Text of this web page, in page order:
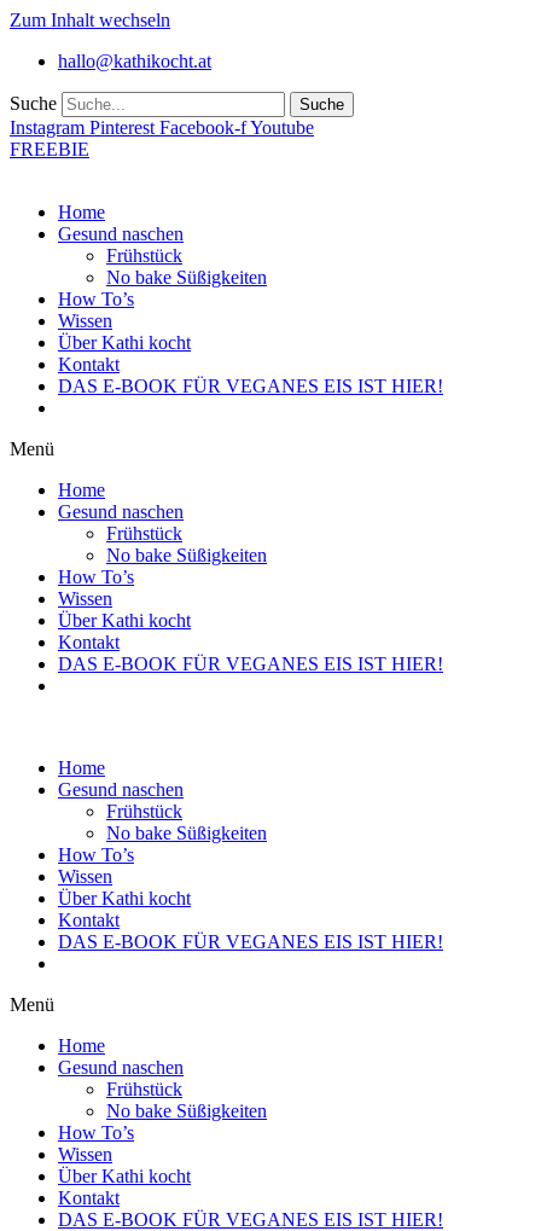
Zum Inhalt wechseln
hallo@kathikocht.at
Suche Suche
Instagram Pinterest Facebook-fYoutube
FREEBIE
Home
Gesund naschen
Frühstück
No bake Süßigkeiten
How To’s
Wissen
Über Kathi kocht
Kontakt
DAS E-BOOK FÜR VEGANES EIS IST HIER!
Menü
Home
Gesund naschen
Frühstück
No bake Süßigkeiten
How To’s
Wissen
Über Kathi kocht
Kontakt
DAS E-BOOK FÜR VEGANES EIS IST HIER!
Home
Gesund naschen
Frühstück
No bake Süßigkeiten
How To’s
Wissen
Über Kathi kocht
Kontakt
DAS E-BOOK FÜR VEGANES EIS IST HIER!
Menü
Home
Gesund naschen
Frühstück
No bake Süßigkeiten
How To’s
Wissen
Über Kathi kocht
Kontakt
DAS E-BOOK FÜR VEGANES EIS IST HIER!